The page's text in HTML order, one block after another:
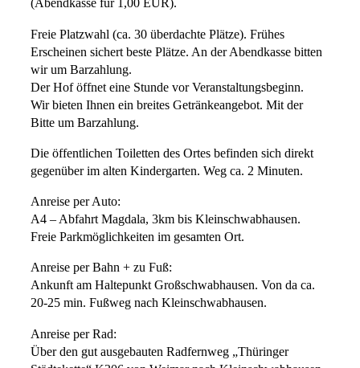
(Abendkasse für 1,00 EUR).
Freie Platzwahl (ca. 30 überdachte Plätze). Frühes
Erscheinen sichert beste Plätze. An der Abendkasse bitten
wir um Barzahlung.
Der Hof öffnet eine Stunde vor Veranstaltungsbeginn.
Wir bieten Ihnen ein breites Getränkeangebot. Mit der
Bitte um Barzahlung.
Die öffentlichen Toiletten des Ortes befinden sich direkt
gegenüber im alten Kindergarten. Weg ca. 2 Minuten.
Anreise per Auto:
A4 – Abfahrt Magdala, 3km bis Kleinschwabhausen.
Freie Parkmöglichkeiten im gesamten Ort.
Anreise per Bahn + zu Fuß:
Ankunft am Haltepunkt Großschwabhausen. Von da ca.
20-25 min. Fußweg nach Kleinschwabhausen.
Anreise per Rad:
Über den gut ausgebauten Radfernweg „Thüringer